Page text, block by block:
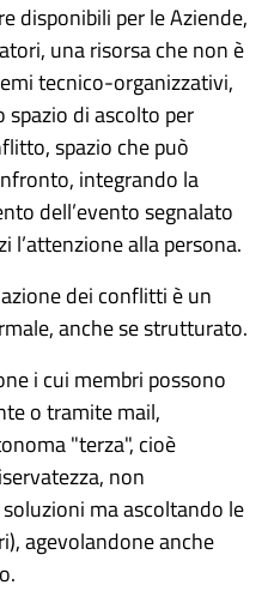
disponibili per le Aziende,
una risorsa che non è
tecnico-organizzativi,
di ascolto per
spazio che può
integrando la
dell’evento segnalato
l’attenzione alla persona.
dei conflitti è un
anche se strutturato.
i cui membri possono
o tramite mail,
"terza", cioè
non
ma ascoltando le
agevolandone anche